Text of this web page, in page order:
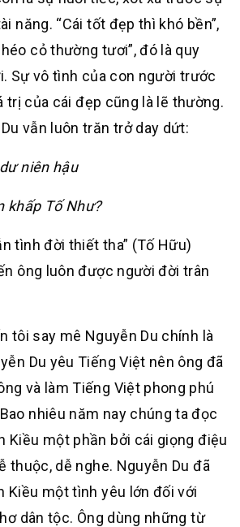
năng. “Cái tốt đẹp thì khó bền”,
cỏ thường tươi”, đó là quy
Sự vô tình của con người trước
trị của cái đẹp cũng là lẽ thường.
vẫn luôn trăn trở day dứt:
niên hậu
khấp Tố Như?
tình đời thiết tha” (Tố Hữu)
ông luôn được người đời trân
tôi say mê Nguyễn Du chính là
Du yêu Tiếng Việt nên ông đã
và làm Tiếng Việt phong phú
nhiêu năm nay chúng ta đọc
Kiều một phần bởi cái giọng điệu
thuộc, dễ nghe. Nguyễn Du đã
Kiều một tình yêu lớn đối với
dân tộc. Ông dùng những từ